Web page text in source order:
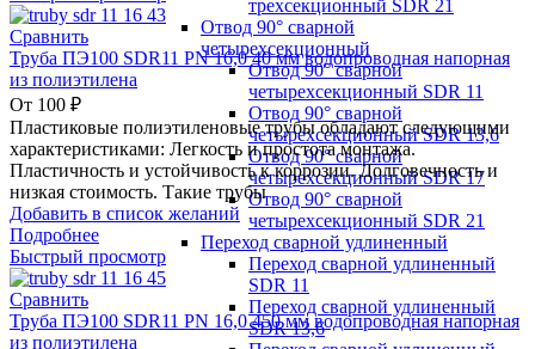
трехсекционный SDR 21
Отвод 90° сварной
четырехсекционный
Отвод 90° сварной
четырехсекционный SDR 11
Отвод 90° сварной
четырехсекционный SDR 13,6
Отвод 90° сварной
четырехсекционный SDR 17
Отвод 90° сварной
четырехсекционный SDR 21
Переход сварной удлиненный
Переход сварной удлиненный
SDR 11
Переход сварной удлиненный
SDR 13,6
Сравнить
Труба ПЭ100 SDR11 PN 16,0 40 мм водопроводная напорная
из полиэтилена
От 100 ₽
Пластиковые полиэтиленовые трубы обладают следующими
характеристиками: Легкость и простота монтажа.
Пластичность и устойчивость к коррозии. Долговечность и
низкая стоимость. Такие трубы
Добавить в список желаний
Подробнее
Быстрый просмотр
Сравнить
Труба ПЭ100 SDR11 PN 16,0 450 мм водопроводная напорная
из полиэтилена